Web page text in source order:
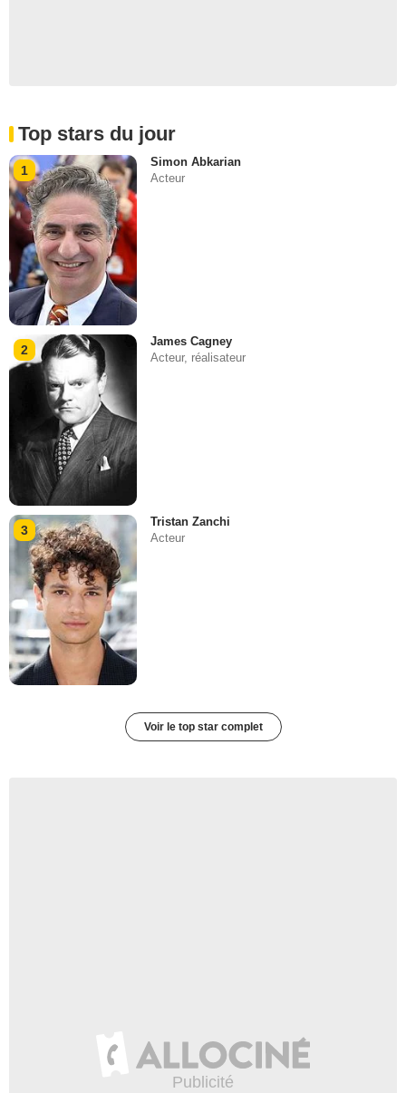
Top stars du jour
1
Simon Abkarian
Acteur
2
James Cagney
Acteur, réalisateur
3
Tristan Zanchi
Acteur
Voir le top star complet